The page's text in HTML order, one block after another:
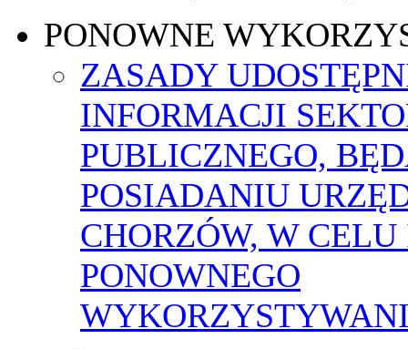
PONOWNE
ZASADY
INFORMACJI
PUBLICZNEGO,
POSIADANIU
CHORZÓW, W
PONOWNEGO